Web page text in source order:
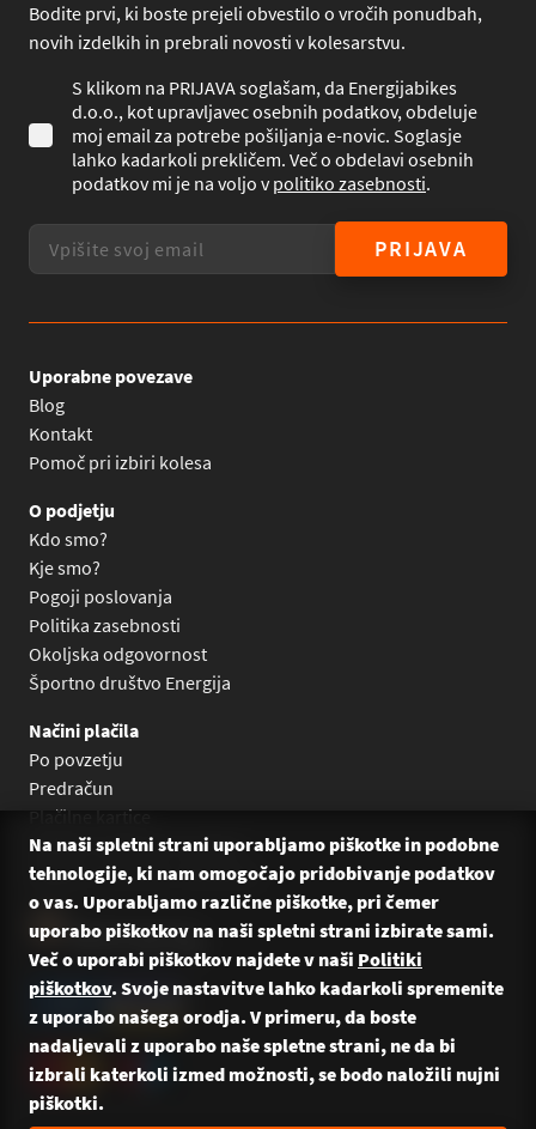
Bodite prvi, ki boste prejeli obvestilo o vročih ponudbah,
novih izdelkih in prebrali novosti v kolesarstvu.
S klikom na PRIJAVA soglašam, da Energijabikes
d.o.o., kot upravljavec osebnih podatkov, obdeluje
moj email za potrebe pošiljanja e-novic. Soglasje
lahko kadarkoli prekličem. Več o obdelavi osebnih
podatkov mi je na voljo vpolitiko zasebnosti.
PRIJAVA
Uporabne povezave
Blog
Kontakt
Pomoč pri izbiri kolesa
O podjetju
Kdo smo?
Kje smo?
Pogoji poslovanja
Politika zasebnosti
Okoljska odgovornost
Športno društvo Energija
Načini plačila
Po povzetju
Predračun
Plačilne kartice
Plačilo na obroke Leanpay
Plačilo na obroke s karticami
Na naši spletni strani uporabljamo piškotke in podobne
tehnologije, ki nam omogočajo pridobivanje podatkov
o vas. Uporabljamo različne piškotke, pri čemer
uporabo piškotkov na naši spletni strani izbirate sami.
Več o uporabi piškotkov najdete v naši Politiki
piškotkov. Svoje nastavitve lahko kadarkoli spremenite
z uporabo našega orodja. V primeru, da boste
nadaljevali z uporabo naše spletne strani, ne da bi
izbrali katerkoli izmed možnosti, se bodo naložili nujni
piškotki.